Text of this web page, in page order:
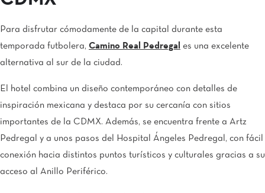
Para disfrutar cómodamente de la capital durante esta
temporada futbolera, Camino Real Pedregal
es una excelente
alternativa al sur de la ciudad.
El hotel combina un diseño contemporáneo con detalles de
inspiración mexicana y destaca por su cercanía con sitios
importantes de la CDMX. Además, se encuentra frente a Artz
Pedregal y a unos pasos del Hospital Ángeles Pedregal, con fácil
conexión hacia distintos puntos turísticos y culturales gracias a su
acceso al Anillo Periférico.